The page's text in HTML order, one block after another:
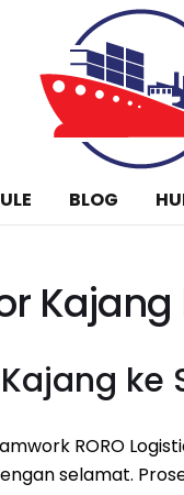
BLOG
ke
RORO
selamat.